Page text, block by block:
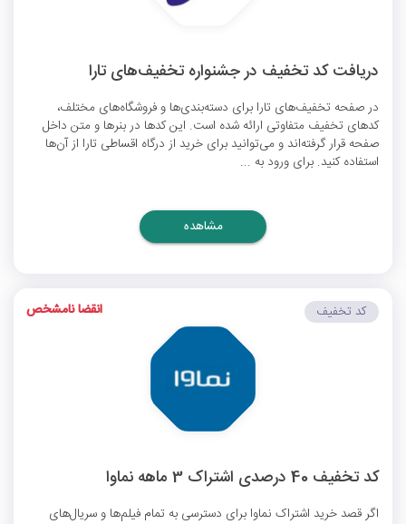
دریافت کد تخفیف در جشنواره تخفیف‌های تارا
در صفحه تخفیف‌های تارا برای دسته‌بندی‌ها و فروشگاه‌های مختلف،
کدهای تخفیف متفاوتی ارائه شده است. این کدها در بنرها و متن داخل
صفحه قرار گرفته‌اند و می‌توانید برای خرید از درگاه اقساطی تارا از آن‌ها
استفاده کنید. برای ورود به ...
مشاهده
کد تخفیف 40 درصدی اشتراک 3 ماهه نماوا
اگر قصد خرید اشتراک نماوا برای دسترسی به تمام فیلم‌ها و سریال‌های
کد تخفیف انقضا نامشخص